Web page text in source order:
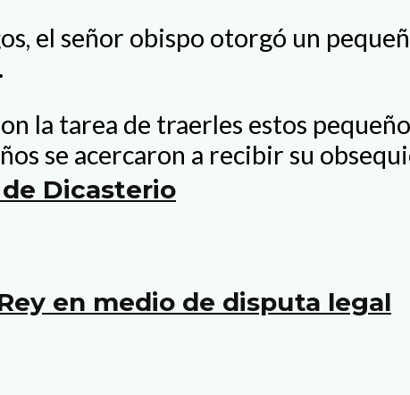
Dicasterio
en medio de disputa legal
el señor obispo otorgó un
la tarea de traerles estos
se acercaron a recibir su